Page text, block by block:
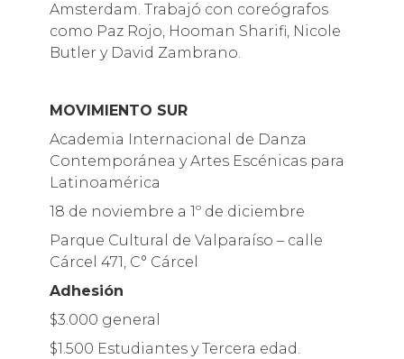
Amsterdam. Trabajó con coreógrafos
como Paz Rojo, Hooman Sharifi, Nicole
Butler y David Zambrano.
MOVIMIENTO SUR
Academia Internacional de Danza
Contemporánea y Artes Escénicas para
Latinoamérica
18 de noviembre a 1º de diciembre
Parque Cultural de Valparaíso – calle
Cárcel 471, C° Cárcel
Adhesión
$3.000 general
$1.500 Estudiantes y Tercera edad.